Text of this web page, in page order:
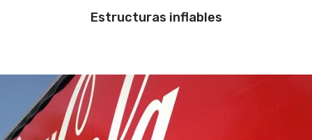
Estructuras inflables